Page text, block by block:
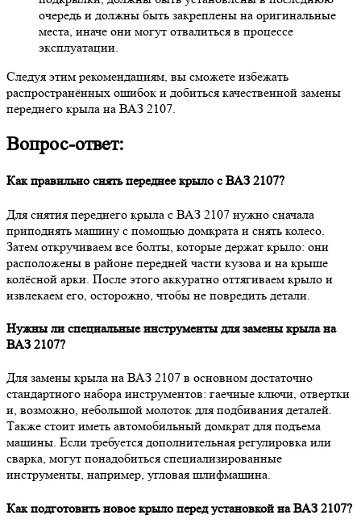
очередь и должны быть закреплены на оригинальные
места, иначе они могут отвалиться в процессе
эксплуатации.
Следуя этим рекомендациям, вы сможете избежать
распространённых ошибок и добиться качественной замены
переднего крыла на ВАЗ 2107.
Вопрос-ответ:
Как правильно снять переднее крыло с ВАЗ 2107?
Для снятия переднего крыла с ВАЗ 2107 нужно сначала
приподнять машину с помощью домкрата и снять колесо.
Затем откручиваем все болты, которые держат крыло: они
расположены в районе передней части кузова и на крыше
колёсной арки. После этого аккуратно оттягиваем крыло и
извлекаем его, осторожно, чтобы не повредить детали.
Нужны ли специальные инструменты для замены крыла на
ВАЗ 2107?
Для замены крыла на ВАЗ 2107 в основном достаточно
стандартного набора инструментов: гаечные ключи, отвертки
и, возможно, небольшой молоток для подбивания деталей.
Также стоит иметь автомобильный домкрат для подъема
машины. Если требуется дополнительная регулировка или
сварка, могут понадобиться специализированные
инструменты, например, угловая шлифмашина.
Как подготовить новое крыло перед установкой на ВАЗ 2107?